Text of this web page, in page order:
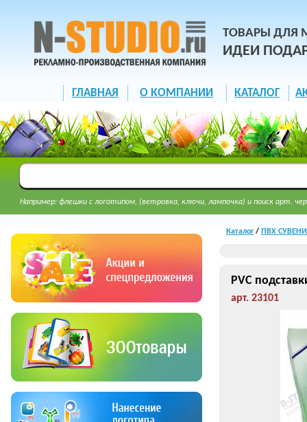
ТОВАРЫ ДЛЯ
ИДЕИ
ГЛАВНАЯ О КОМПАНИИ КАТАЛОГ
Например: флешки с логотипом, (ветровка, ключи, лампочка) и поиск арт.
Каталог/ ПВХ
PVC
арт. 23101